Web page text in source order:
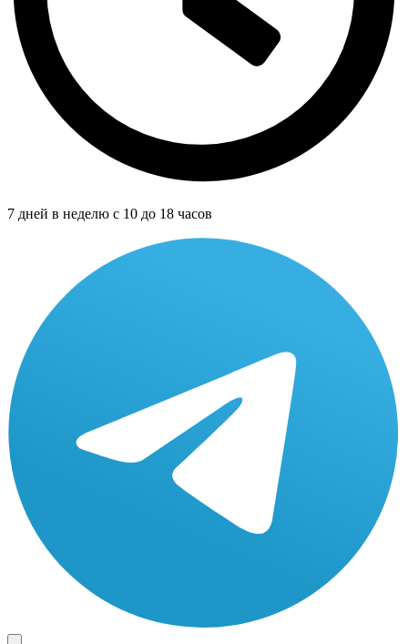
7 дней в неделю с 10 до 18 часов